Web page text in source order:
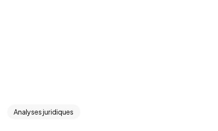
Analyses juridiques